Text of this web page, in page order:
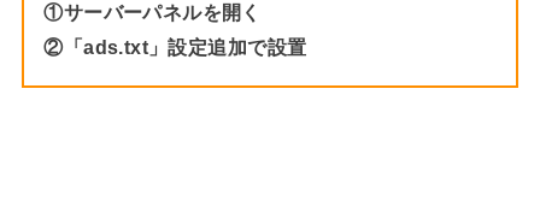
①サーバーパネルを開く
②「ads.txt」設定追加で設置